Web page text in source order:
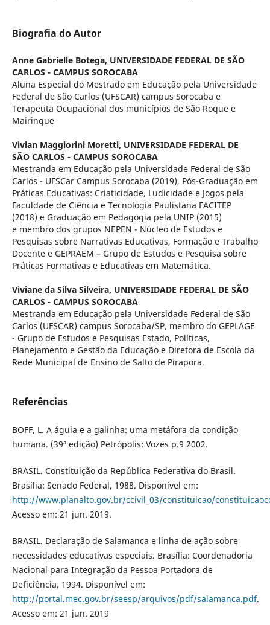
Biografia do Autor
Anne Gabrielle Botega, UNIVERSIDADE FEDERAL DE SÃO
CARLOS - CAMPUS SOROCABA
Aluna Especial do Mestrado em Educação pela Universidade
Federal de São Carlos (UFSCAR) campus Sorocaba e
Terapeuta Ocupacional dos municípios de São Roque e
Mairinque
Vivian Maggiorini Moretti, UNIVERSIDADE FEDERAL DE
SÃO CARLOS - CAMPUS SOROCABA
Mestranda em Educação pela Universidade Federal de São
Carlos - UFSCar Campus Sorocaba (2019), Pós-Graduação em
Práticas Educativas: Criaticidade, Ludicidade e Jogos pela
Faculdade de Ciência e Tecnologia Paulistana FACITEP
(2018) e Graduação em Pedagogia pela UNIP (2015)
e membro dos grupos NEPEN - Núcleo de Estudos e
Pesquisas sobre Narrativas Educativas, Formação e Trabalho
Docente e GEPRAEM – Grupo de Estudos e Pesquisa sobre
Práticas Formativas e Educativas em Matemática.
Viviane da Silva Silveira, UNIVERSIDADE FEDERAL DE SÃO
CARLOS - CAMPUS SOROCABA
Mestranda em Educação pela Universidade Federal de São
Carlos (UFSCAR) campus Sorocaba/SP, membro do GEPLAGE
- Grupo de Estudos e Pesquisas Estado, Políticas,
Planejamento e Gestão da Educação e Diretora de Escola da
Rede Municipal de Ensino de Salto de Pirapora.
Referências
BOFF, L. A águia e a galinha: uma metáfora da condição
humana. (39ª edição) Petrópolis: Vozes p.9 2002.
BRASIL. Constituição da República Federativa do Brasil.
Brasília: Senado Federal, 1988. Disponível em:
http://www.planalto.gov.br/ccivil_03/constituicao/
Acesso em: 21 jun. 2019.
BRASIL. Declaração de Salamanca e linha de ação sobre
necessidades educativas especiais. Brasília: Coordenadoria
Nacional para Integração da Pessoa Portadora de
Deficiência, 1994. Disponível em:
http://portal.mec.gov.br/seesp/arquivos/pdf/salamanca.pdf.
Acesso em: 21 jun. 2019